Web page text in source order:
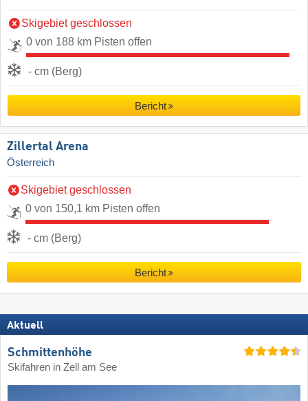
Skigebiet geschlossen
0 von 188 km Pisten offen
- cm (Berg)
Bericht
Zillertal Arena
Österreich
Skigebiet geschlossen
0 von 150,1 km Pisten offen
- cm (Berg)
Bericht
Aktuell
Schmittenhöhe
Skifahren in Zell am See